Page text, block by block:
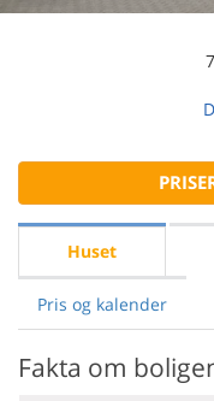
Huset
Pris og kalender
Fakta om